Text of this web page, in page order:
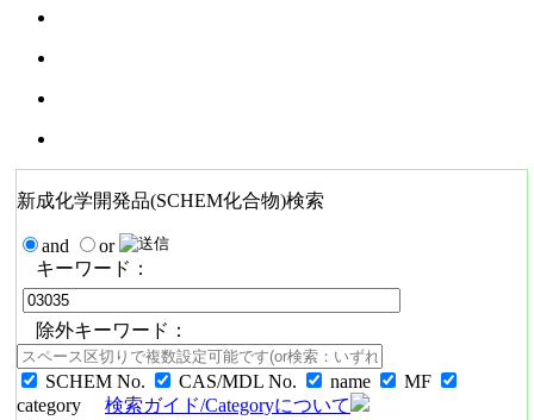
新成化学開発品(SCHEM化合物)検索
and
or
キーワード：
除外キーワード：
SCHEM No. CAS/MDL No. name
MF
category
検索ガイド/Categoryについて